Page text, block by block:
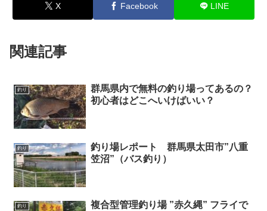
X Facebook LINE
関連記事
釣り
群馬県内で無料の釣り場ってあるの？
初心者はどこへいけばいい？
釣り
釣り場レポート 群馬県太田市”八重
笠沼”（バス釣り）
釣り
複合型管理釣り場 ”赤久縄” フライで